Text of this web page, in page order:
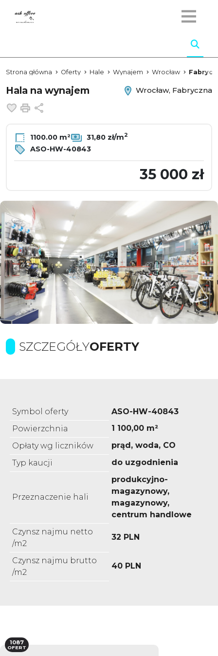
Strona główna Oferty Hale Wynajem Wrocław
Hala na wynajem
Wrocław, Fabryczna
Dodaj do ulubionych
Drukuj
1100.00 m² 31,80 zł/m2
ASO-HW-40843
35 000 zł
SZCZEGÓŁYOFERTY
Symbol oferty
ASO-HW-40843
Powierzchnia
1 100,00 m²
Opłaty wg liczników
prąd, woda, CO
Typ kaucji
do uzgodnienia
Przeznaczenie hali
produkcyjno-
magazynowy,
magazynowy,
centrum handlowe
Czynsz najmu netto
/m2
32 PLN
Czynsz najmu brutto
/m2
40 PLN
1087
OFERT